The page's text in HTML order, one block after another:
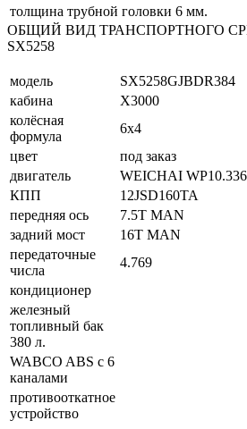
толщина трубной головки 6 мм.
ОБЩИЙ ВИД ТРАНСПОРТНОГО
SX5258
модель
SX5258GJBDR384
кабина
X3000
колёсная
формула
6х4
цвет
под заказ
двигатель
WEICHAI
КПП
12JSD160TA
передняя ось
7.5T MAN
задний мост
16T MAN
передаточные
числа
4.769
кондиционер
железный
топливный бак
380 л.
WABCO ABS с 6
каналами
противооткатное
устройство